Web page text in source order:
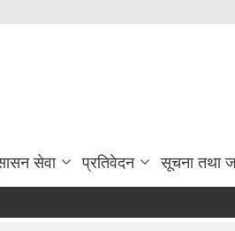
सेवा प्रतिवेदन सूचना तथा